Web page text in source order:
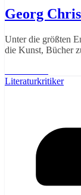
Georg
Unter die größten
die Kunst, Bücher
Literaturkritiker